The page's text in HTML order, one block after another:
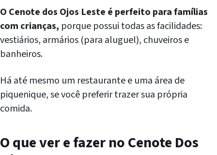
O Cenote dos Ojos Leste é perfeito para famílias
com crianças, porque possui todas as facilidades:
vestiários, armários (para aluguel), chuveiros e
banheiros.
Há até mesmo um restaurante e uma área de
piquenique, se você preferir trazer sua própria
comida.
O que ver e fazer no Cenote Dos